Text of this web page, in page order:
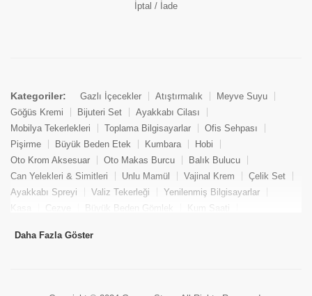
İptal / İade
Kategoriler: Gazlı İçecekler Atıştırmalık
Meyve Suyu
Göğüs Kremi
Bijuteri Set
Ayakkabı Cilası
Mobilya Tekerlekleri
Toplama Bilgisayarlar
Ofis Sehpası
Pişirme
Büyük Beden Etek Kumbara
Hobi
Oto Krom Aksesuar
Oto Makas Burcu
Balık Bulucu
Can Yelekleri & Simitleri
Unlu Mamül Vajinal Krem
Çelik Set
Ayakkabı Spreyi
Valiz Tekerleği
Yenilenmiş Bilgisayarlar
Kasa
Cezve Büyük Beden Gömlek
Kum Saati
Tekne Bağlama & Demirleme
Daha Fazla Göster